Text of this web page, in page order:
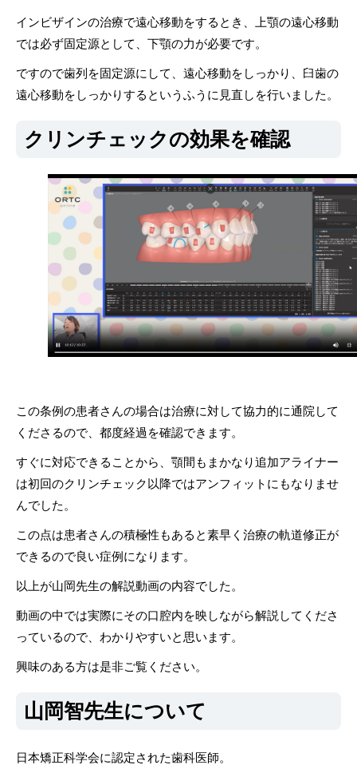
インビザインの治療で遠心移動をするとき、上顎の遠心移動
では必ず固定源として、下顎の力が必要です。
ですので歯列を固定源にして、遠心移動をしっかり、臼歯の
遠心移動をしっかりするというふうに見直しを行いました。
クリンチェックの効果を確認
この条例の患者さんの場合は治療に対して協力的に通院して
くださるので、都度経過を確認できます。
すぐに対応できることから、顎間もまかなり追加アライナー
は初回のクリンチェック以降ではアンフィットにもなりませ
んでした。
この点は患者さんの積極性もあると素早く治療の軌道修正が
できるので良い症例になります。
以上が山岡先生の解説動画の内容でした。
動画の中では実際にその口腔内を映しながら解説してくださ
っているので、わかりやすいと思います。
興味のある方は是非ご覧ください。
山岡智先生について
日本矯正科学会に認定された歯科医師。